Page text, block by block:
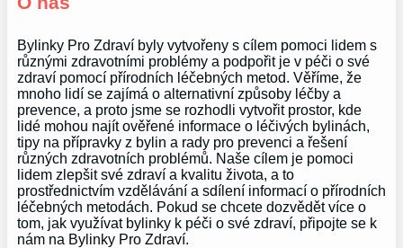
Bylinky Pro Zdraví byly vytvořeny s cílem pomoci lidem s
různými zdravotními problémy a podpořit je v péči o své
zdraví pomocí přírodních léčebných metod. Věříme, že
mnoho lidí se zajímá o alternativní způsoby léčby a
prevence, a proto jsme se rozhodli vytvořit prostor, kde
lidé mohou najít ověřené informace o léčivých bylinách,
tipy na přípravky z bylin a rady pro prevenci a řešení
různých zdravotních problémů. Naše cílem je pomoci
lidem zlepšit své zdraví a kvalitu života, a to
prostřednictvím vzdělávání a sdílení informací o přírodních
léčebných metodách. Pokud se chcete dozvědět více o
tom, jak využívat bylinky k péči o své zdraví, připojte se k
nám na Bylinky Pro Zdraví.